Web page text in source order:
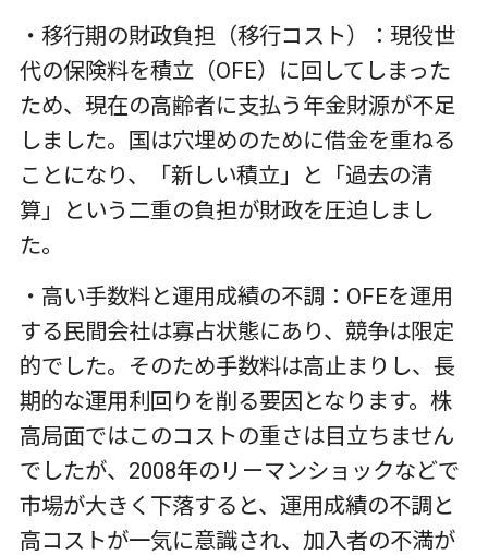
・移行期の財政負担（移行コスト）：現役世
代の保険料を積立（OFE）に回してしまった
ため、現在の高齢者に支払う年金財源が不足
しました。国は穴埋めのために借金を重ねる
ことになり、「新しい積立」と「過去の清
算」という二重の負担が財政を圧迫しまし
た。
・高い手数料と運用成績の不調： OFEを運用
する民間会社は寡占状態にあり、競争は限定
的でした。そのため手数料は高止まりし、長
期的な運用利回りを削る要因となります。株
高局面ではこのコストの重さは目立ちません
でしたが、 2008年のリーマンショックなどで
市場が大きく下落すると、運用成績の不調と
高コストが一気に意識され、加入者の不満が